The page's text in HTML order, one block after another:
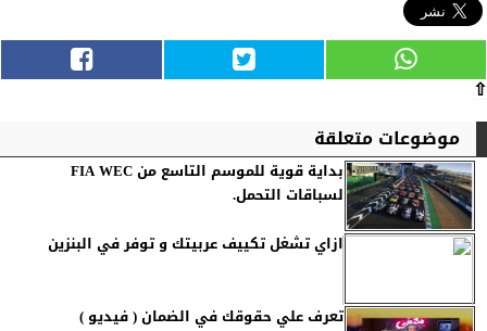
⇧
موضوعات متعلقة
بداية قوية للموسم التاسع من FIA WEC
لسباقات التحمل.
ازاي تشغل تكييف عربيتك و توفر في البنزين
تعرف علي حقوقك في الضمان ( فيديو )